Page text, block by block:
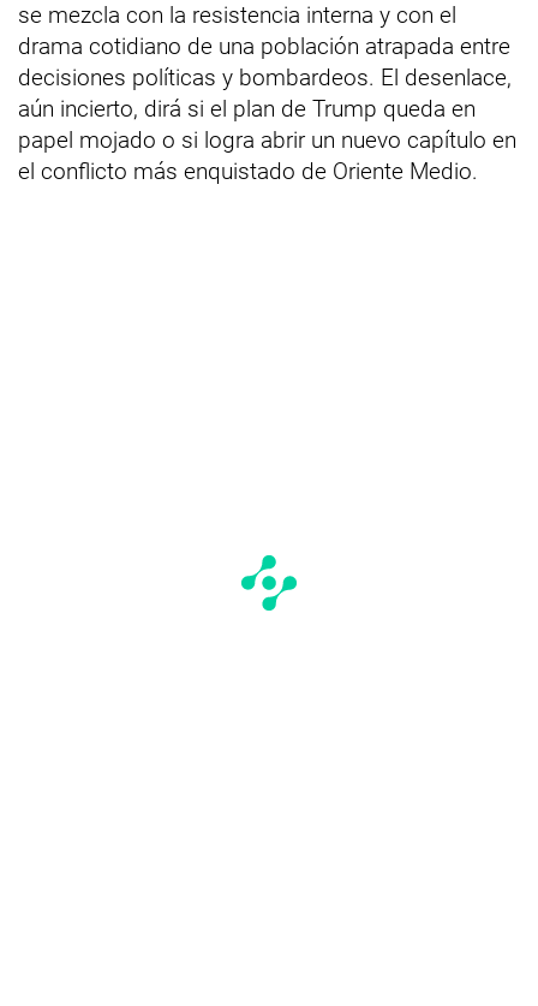
se mezcla con la resistencia interna y con el
drama cotidiano de una población atrapada entre
decisiones políticas y bombardeos. El desenlace,
aún incierto, dirá si el plan de Trump queda en
papel mojado o si logra abrir un nuevo capítulo en
el conflicto más enquistado de Oriente Medio.